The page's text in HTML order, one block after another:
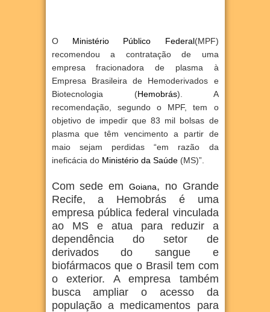
O Ministério Público Federal(MPF)
recomendou a contratação de uma
empresa fracionadora de plasma à
Empresa Brasileira de Hemoderivados e
Biotecnologia (Hemobrás). A
recomendação, segundo o MPF, tem o
objetivo de impedir que 83 mil bolsas de
plasma que têm vencimento a partir de
maio sejam perdidas “em razão da
ineficácia do Ministério da Saúde(MS)”.
Com sede em Goiana, no Grande
Recife, a Hemobrás é uma
empresa pública federal vinculada
ao MS e atua para reduzir a
dependência do setor de
derivados do sangue e
biofármacos que o Brasil tem com
o exterior. A empresa também
busca ampliar o acesso da
população a medicamentos para